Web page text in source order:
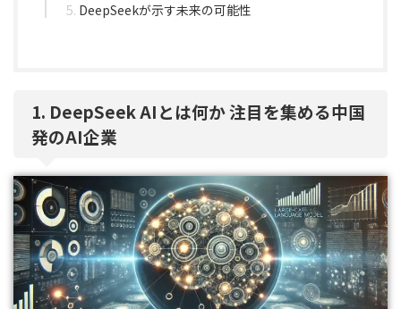
DeepSeekが示す未来の可能性
1. DeepSeek AIとは何か 注目を集める中国
発のAI企業